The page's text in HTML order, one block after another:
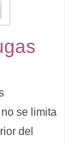
se limita
del